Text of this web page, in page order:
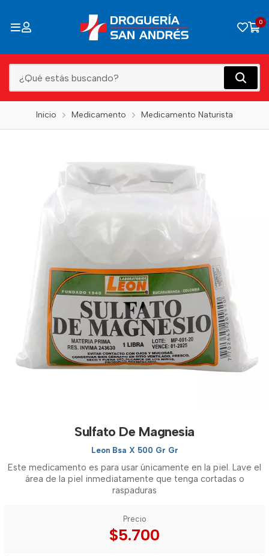
0
Inicio Medicamento Medicamento Naturista
Sulfato De Magnesia
Leon Bsa X 500 Gr Gr
Este medicamento es para usar únicamente en la piel. Lave el
área de la piel inmediatamente que tenga cortadas o
raspaduras
Precio
$5.700